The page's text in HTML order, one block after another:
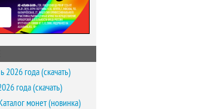
2026 года (скачать)
года (скачать)
монет (новинка)